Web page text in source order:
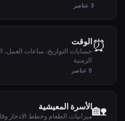
3 عناصر
⏰الوقت
حسابات التواريخ، ساعات العمل،
الزمنية
5 عناصر
🏡الأسرة المعيشية
ميزانيات الطعام وخطط الادخار وقاعدة